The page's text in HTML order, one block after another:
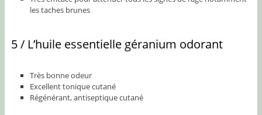
les taches brunes
5 / L’huile essentielle géranium odorant
Très bonne odeur
Excellent tonique cutané
Régénérant, antiseptique cutané